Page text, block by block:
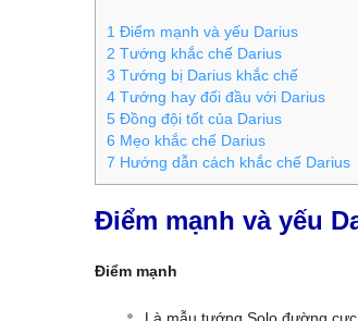
1 Điểm mạnh và yếu Darius
2 Tướng khắc chế Darius
3 Tướng bị Darius khắc chế
4 Tướng hay đối đầu với Darius
5 Đồng đội tốt của Darius
6 Mẹo khắc chế Darius
7 Hướng dẫn cách khắc chế Darius
Điểm mạnh và yếu
Điểm mạnh